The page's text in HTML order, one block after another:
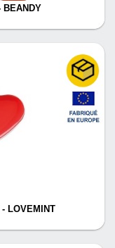
BEANDY
- LOVEMINT